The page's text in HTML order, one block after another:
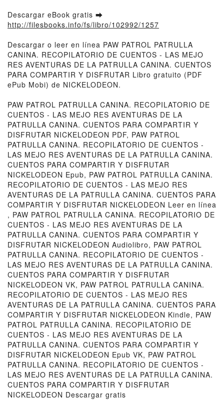
Descargar eBook gratis ➡
http://filesbooks.info/fs/libro/102992/1257
Descargar o leer en línea PAW PATROL PATRULLA
CANINA. RECOPILATORIO DE CUENTOS - LAS MEJO
RES AVENTURAS DE LA PATRULLA CANINA. CUENTOS
PARA COMPARTIR Y DISFRUTAR Libro gratuito (PDF
ePub Mobi) de NICKELODEON.
PAW PATROL PATRULLA CANINA. RECOPILATORIO DE
CUENTOS - LAS MEJO RES AVENTURAS DE LA
PATRULLA CANINA. CUENTOS PARA COMPARTIR Y
DISFRUTAR NICKELODEON PDF, PAW PATROL
PATRULLA CANINA. RECOPILATORIO DE CUENTOS -
LAS MEJO RES AVENTURAS DE LA PATRULLA CANINA.
CUENTOS PARA COMPARTIR Y DISFRUTAR
NICKELODEON Epub, PAW PATROL PATRULLA CANINA.
RECOPILATORIO DE CUENTOS - LAS MEJO RES
AVENTURAS DE LA PATRULLA CANINA. CUENTOS PARA
COMPARTIR Y DISFRUTAR NICKELODEON Leer en línea
, PAW PATROL PATRULLA CANINA. RECOPILATORIO DE
CUENTOS - LAS MEJO RES AVENTURAS DE LA
PATRULLA CANINA. CUENTOS PARA COMPARTIR Y
DISFRUTAR NICKELODEON Audiolibro, PAW PATROL
PATRULLA CANINA. RECOPILATORIO DE CUENTOS -
LAS MEJO RES AVENTURAS DE LA PATRULLA CANINA.
CUENTOS PARA COMPARTIR Y DISFRUTAR
NICKELODEON VK, PAW PATROL PATRULLA CANINA.
RECOPILATORIO DE CUENTOS - LAS MEJO RES
AVENTURAS DE LA PATRULLA CANINA. CUENTOS PARA
COMPARTIR Y DISFRUTAR NICKELODEON Kindle, PAW
PATROL PATRULLA CANINA. RECOPILATORIO DE
CUENTOS - LAS MEJO RES AVENTURAS DE LA
PATRULLA CANINA. CUENTOS PARA COMPARTIR Y
DISFRUTAR NICKELODEON Epub VK, PAW PATROL
PATRULLA CANINA. RECOPILATORIO DE CUENTOS -
LAS MEJO RES AVENTURAS DE LA PATRULLA CANINA.
CUENTOS PARA COMPARTIR Y DISFRUTAR
NICKELODEON Descargar gratis